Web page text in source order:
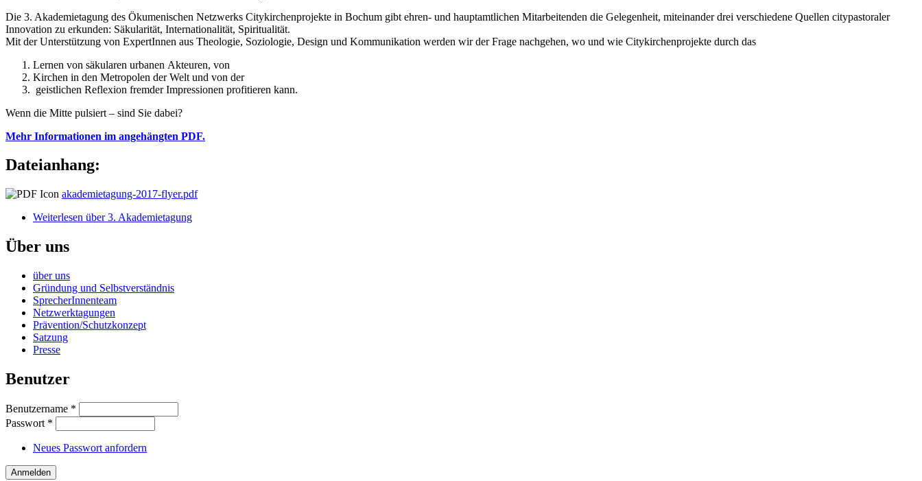
Die 3. Akademietagung des Ökumenischen Netzwerks Citykirchenprojekte in Bochum gibt ehren- und hauptamtlichen Mitarbeitenden die Gelegenheit, miteinander drei verschiedene Quellen citypastoraler
Innovation zu erkunden: Säkularität, Internationalität, Spiritualität.
Mit der Unterstützung von ExpertInnen aus Theologie, Soziologie, Design und Kommunikation werden wir der Frage nachgehen, wo und wie Citykirchenprojekte durch das
Lernen von säkularen urbanen Akteuren, von
Kirchen in den Metropolen der Welt und von der
geistlichen Reflexion fremder Impressionen profitieren kann.
Wenn die Mitte pulsiert – sind Sie dabei?
Mehr Informationen im angehängten PDF.
Dateianhang:
akademietagung-2017-flyer.pdf
Weiterlesen über 3. Akademietagung
Über uns
über uns
Gründung und Selbstverständnis
SprecherInnenteam
Netzwerktagungen
Prävention/Schutzkonzept
Satzung
Presse
Benutzer
Benutzername *
Passwort *
Neues Passwort anfordern